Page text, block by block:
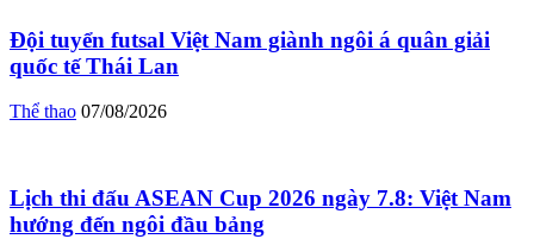
Đội tuyển futsal Việt Nam giành ngôi á quân giải
quốc tế Thái Lan
Thể thao 07/08/2026
Lịch thi đấu ASEAN Cup 2026 ngày 7.8: Việt Nam
hướng đến ngôi đầu bảng